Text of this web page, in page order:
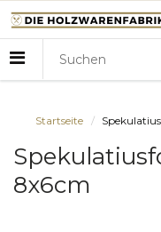
Startseite
8x6cm